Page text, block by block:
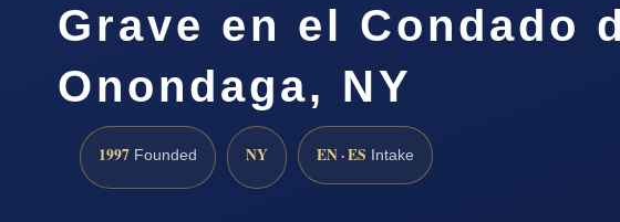
Grave en el Condado
Onondaga, NY
1997 Founded NY EN · ES Intake